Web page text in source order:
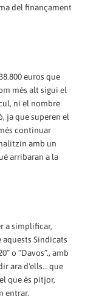
del finançament
euros que
més alt sigui el
ni el nombre
ja que superen el
continuar
amb un
arribaran a la
a simplificar,
Sindicats
o “Davos”., amb
ara d'ells… que
que és pitjor,
entrar.